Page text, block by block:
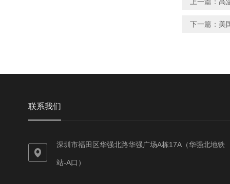
下一篇： 美
联系我们
深圳市福田区华强北路华强广场A栋17A（华强北地铁
站-A口）